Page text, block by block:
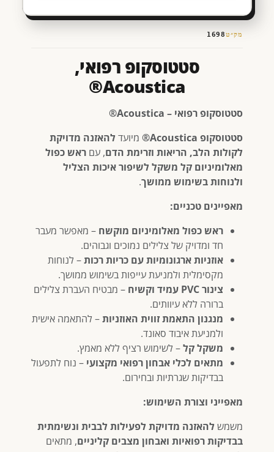
מק״ט1698
סטטוסקופ רפואי,
Acoustica®
סטטוסקופ רפואי – Acoustica®
סטטוסקופ Acoustica®
מיועד להאזנה מדויקת
לקולות הלב, הריאות וזרימת הדם, עם ראש כפול
מאלומיניום קל משקל לשיפור איכות הצליל
ולנוחות בשימוש ממושך.
מאפיינים טכניים:
ראש כפול מאלומיניום מוקשח – מאפשר מעבר
חד ומדויק של צלילים נמוכים וגבוהים.
אוזניות ארגונומיות עם כריות רכות– לנוחות
מקסימלית ולמניעת עייפות בשימוש ממושך.
צינור PVC עמיד וקשיח
– מבטיח העברת צלילים
ברורה ללא עיוותים.
מנגנון התאמת זווית האוזניות– להתאמה אישית
ולמניעת איבוד סאונד.
משקל קל– לשימוש רציף ללא מאמץ.
מתאים לכלי אבחון רפואי מקצועי – נוח לתפעול
בבדיקות שגרתיות ובחירום.
מאפייני וצורת השימוש:
משמש להאזנה מדויקת לפעילות לבבית ונשימתית
בבדיקות רפואיות ואבחון מצבים קליניים, מתאים